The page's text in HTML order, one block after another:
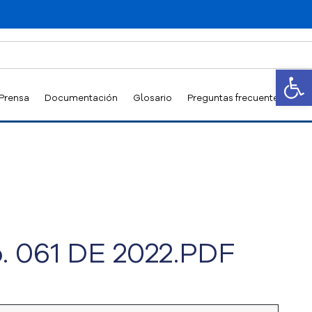
Documentación Glosario Preguntas frecuentes
DE 2022.PDF